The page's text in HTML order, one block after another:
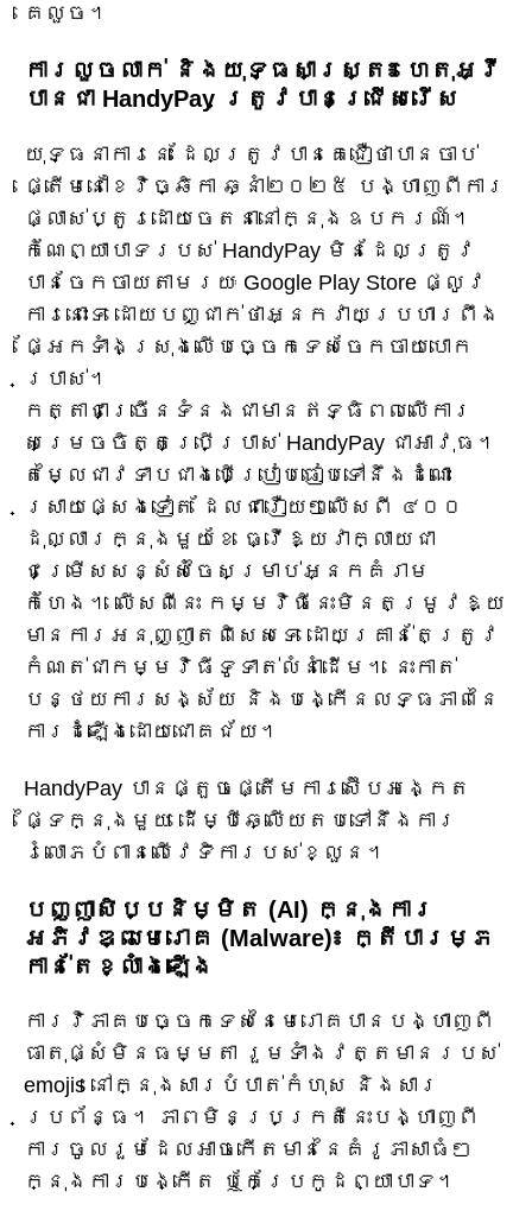
គេលួច។
ការលួចលាក់ និងយុទ្ធសាស្ត្រ៖ ហេតុអ្វី
បានជា HandyPay ត្រូវបានជ្រើសរើស
យុទ្ធនាការនេះ ដែលត្រូវបានគេជឿថាបានចាប់
ផ្តើមនៅខែវិច្ឆិកា ឆ្នាំ២០២៥ បង្ហាញពីការ
ផ្លាស់ប្តូរដោយចេតនានៅក្នុងឧបករណ៍។
កំណែព្យាបាទរបស់ HandyPay មិនដែលត្រូវ
បានចែកចាយតាមរយៈ Google Play Store ផ្លូវ
ការនោះទេ ដោយបញ្ជាក់ថាអ្នកវាយប្រហារពឹង
ផ្អែកទាំងស្រុងលើបច្ចេកទេសចែកចាយបោក
ប្រាស់។
កត្តាជាច្រើនទំនងជាមានឥទ្ធិពលលើការ
សម្រេចចិត្តប្រើប្រាស់ HandyPay ជាអាវុធ។
តម្លៃជាវទាបជាងបើប្រៀបធៀបទៅនឹងដំណោះ
ស្រាយផ្សេងទៀត ដែលជារឿយៗលើសពី ៤០០
ដុល្លារក្នុងមួយខែ ធ្វើឱ្យវាក្លាយជា
ជម្រើសសន្សំសំចៃសម្រាប់អ្នកគំរាម
កំហែង។ លើសពីនេះ កម្មវិធីនេះមិនតម្រូវឱ្យ
មានការអនុញ្ញាតពិសេសទេ ដោយគ្រាន់តែត្រូវ
កំណត់ជាកម្មវិធីទូទាត់លំនាំដើម។ នេះកាត់
បន្ថយការសង្ស័យ និងបង្កើនលទ្ធភាពនៃ
ការដំឡើងដោយជោគជ័យ។
HandyPay បានផ្តួចផ្តើមការស៊ើបអង្កេត
ផ្ទៃក្នុងមួយ ដើម្បីឆ្លើយតបទៅនឹងការ
រំលោភបំពានលើវេទិការបស់ខ្លួន។
បញ្ញាសិប្បនិម្មិត (AI) ក្នុងការ
អភិវឌ្ឍមេរោគ (Malware)៖ ក្តីបារម្ភ
កាន់តែខ្លាំងឡើង
ការវិភាគបច្ចេកទេសនៃមេរោគបានបង្ហាញពី
ធាតុផ្សំមិនធម្មតា រួមទាំងវត្តមានរបស់
emojis នៅក្នុងសារបំបាត់កំហុស និងសារ
ប្រព័ន្ធ។ ភាពមិនប្រក្រតីនេះបង្ហាញពី
ការចូលរួមដែលអាចកើតមាននៃគំរូភាសាធំៗ
ក្នុងការបង្កើត ឬកែប្រែកូដព្យាបាទ។